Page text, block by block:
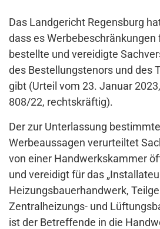
Das Landgericht Regensburg
dass es
bestellte und vereidigte
des Bestellungstenors und des
gibt (Urteil vom 23. Januar
808/22, rechtskräftig).
Der zur Unterlassung
Werbeaussagen verurteiltet
von einer Handwerkskammer
und vereidigt für das
Heizungsbauerhandwerk,
Zentralheizungs- und
ist der Betreffende in die